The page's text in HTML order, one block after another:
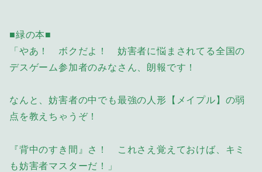
■緑の本■
「やあ！ ボクだよ！ 妨害者に悩まされてる全国の
デスゲーム参加者のみなさん、朗報です！
なんと、妨害者の中でも最強の人形【メイプル】の弱
点を教えちゃうぞ！
『背中のすき間』さ！ これさえ覚えておけば、キミ
も妨害者マスターだ！」